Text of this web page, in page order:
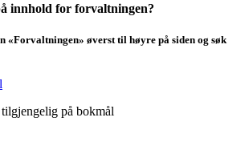
innhold for forvaltningen?
«Forvaltningen» øverst til høyre på siden og søk
på bokmål